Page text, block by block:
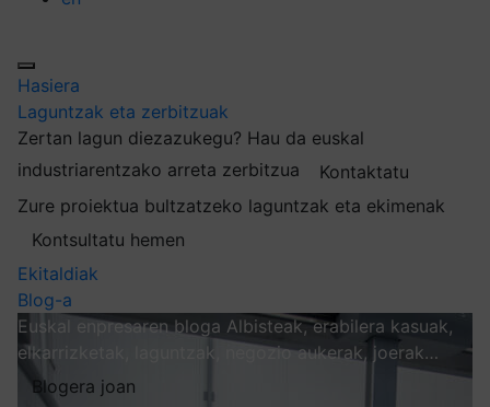
Hasiera
Laguntzak eta zerbitzuak
Zertan lagun diezazukegu? Hau da euskal
industriarentzako arreta zerbitzua
Kontaktatu
Zure proiektua bultzatzeko laguntzak eta ekimenak
Kontsultatu hemen
Ekitaldiak
Blog-a
Euskal enpresaren bloga Albisteak, erabilera kasuak,
elkarrizketak, laguntzak, negozio aukerak, joerak…
Blogera joan